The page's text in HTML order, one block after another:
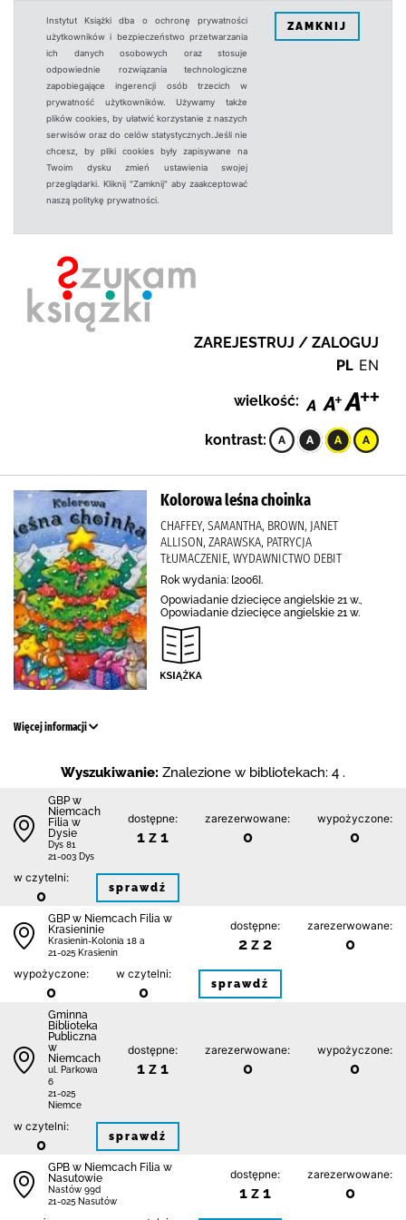
Instytut Książki dba o ochronę prywatności
użytkowników i bezpieczeństwo przetwarzania
ich danych osobowych oraz stosuje
odpowiednie rozwiązania technologiczne
zapobiegające ingerencji osób trzecich w
prywatność użytkowników. Używamy także
plików cookies, by ułatwić korzystanie z naszych
serwisów oraz do celów statystycznych.Jeśli nie
chcesz, by pliki cookies były zapisywane na
Twoim dysku zmień ustawienia swojej
przeglądarki. Kliknij "Zamknij" aby zaakceptować
naszą politykę prywatności.
ZAMKNIJ
ZAREJESTRUJ / ZALOGUJ
PL EN
wielkość:
kontrast:
Kolorowa leśna choinka
CHAFFEY, SAMANTHA, BROWN, JANET
ALLISON, ZARAWSKA, PATRYCJA
TŁUMACZENIE, WYDAWNICTWO DEBIT
Rok wydania: [2006].
Opowiadanie dziecięce angielskie 21 w.,
Opowiadanie dziecięce angielskie 21 w.
Więcej informacji
Wyszukiwanie: Znalezione w bibliotekach: 4 .
GBP w
Niemcach
Filia w
Dysie
Dys 81
21-003 Dys
dostępne:
1 z 1
zarezerwowane:
0
wypożyczone:
0
w czytelni:
0 sprawdź
GBP w Niemcach Filia w
Krasieninie
Krasienin-Kolonia 18 a
21-025 Krasienin
dostępne:
2 z 2
zarezerwowane:
0
wypożyczone:
0
w czytelni:
0 sprawdź
Gminna
Biblioteka
Publiczna
w
Niemcach
ul. Parkowa
6
21-025
Niemce
dostępne:
1 z 1
zarezerwowane:
0
wypożyczone:
0
w czytelni:
0 sprawdź
GPB w Niemcach Filia w
Nasutowie
Nastów 99d
21-025 Nasutów
dostępne:
1 z 1
zarezerwowane:
0